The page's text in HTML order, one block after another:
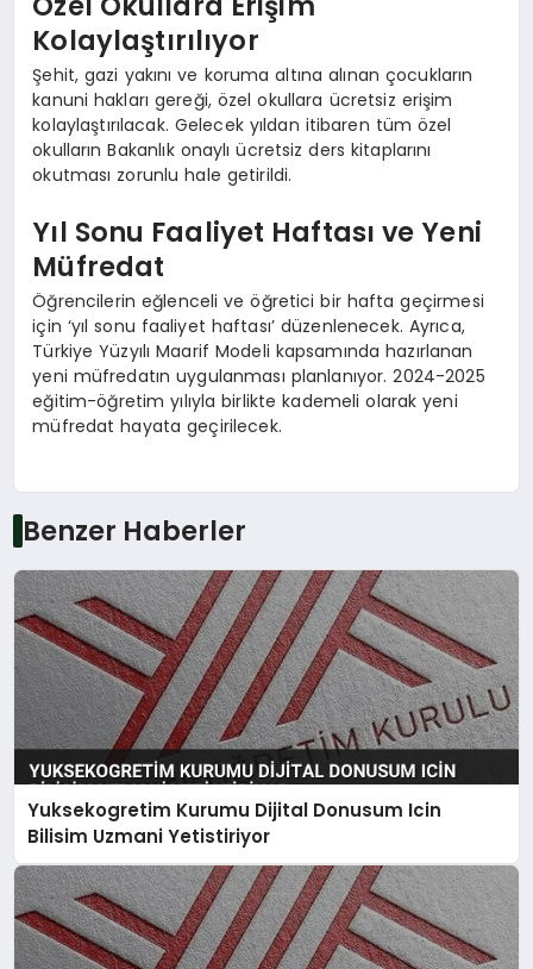
Kolaylaştırılıyor
Şehit, gazi yakını ve koruma altına alınan çocukların
kanuni hakları gereği, özel okullara ücretsiz erişim
kolaylaştırılacak. Gelecek yıldan itibaren tüm özel
okulların Bakanlık onaylı ücretsiz ders kitaplarını
okutması zorunlu hale getirildi.
Yıl Sonu Faaliyet Haftası ve Yeni
Müfredat
Öğrencilerin eğlenceli ve öğretici bir hafta geçirmesi
için ‘yıl sonu faaliyet haftası’ düzenlenecek. Ayrıca,
Türkiye Yüzyılı Maarif Modeli kapsamında hazırlanan
yeni müfredatın uygulanması planlanıyor. 2024-2025
eğitim-öğretim yılıyla birlikte kademeli olarak yeni
müfredat hayata geçirilecek.
Benzer Haberler
Yuksekogretim Kurumu Dijital Donusum Icin
Bilisim Uzmani Yetistiriyor